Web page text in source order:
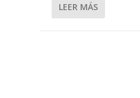
LEER MÁS